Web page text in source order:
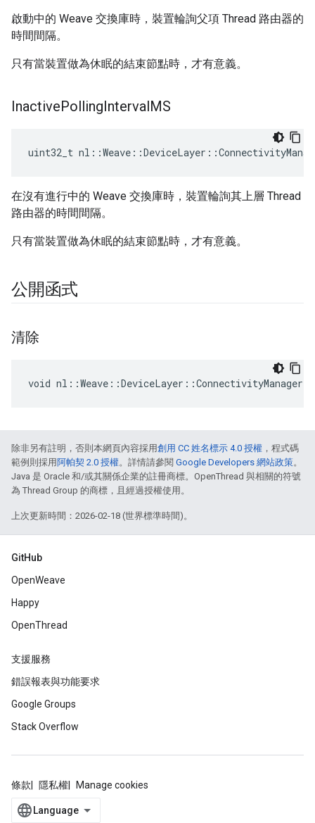
啟動中的 Weave 交換庫時，裝置輪詢父項 Thread 路由器的
時間間隔。
只有當裝置做為休眠的結束節點時，才有意義。
InactivePollingIntervalMS
uint32_t
在沒有進行中的 Weave 交換庫時，裝置輪詢其上層 Thread
路由器的時間間隔。
只有當裝置做為休眠的結束節點時，才有意義。
公開函式
清除
void
除非另有註明，否則本網頁內容採用創用 CC 姓名標示 4.0 授權 ，程式碼
範例則採用 阿帕契 2.0 授權。詳情請參閱 Google Developers 網站政策。
Java 是 Oracle 和/或其關係企業的註冊商標。OpenThread 與相關的符號
為 Thread Group 的商標，且經過授權使用。
上次更新時間：2026-02-18 (世界標準時間)。
GitHub
OpenWeave
Happy
OpenThread
支援服務
錯誤報表與功能要求
Google Groups
Stack Overflow
條款 隱私權 Manage cookies